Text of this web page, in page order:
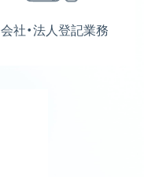
会社・法人登記業務